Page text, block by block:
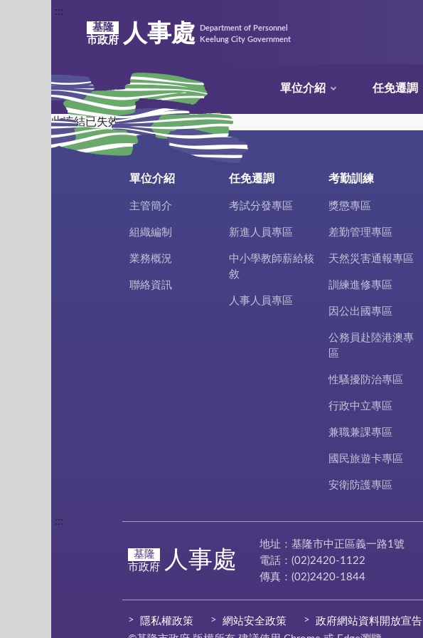
:::
基隆
市政府
人事處
Department of Personnel
Keelung City Government
單位介紹 任免遷調
此連結已失效
單位介紹
主管簡介
組織編制
業務概況
聯絡資訊
任免遷調
考試分發專區
新進人員專區
中小學教師薪給核
敘
人事人員專區
考勤訓練
獎懲專區
差勤管理專區
天然災害通報專區
訓練進修專區
因公出國專區
公務員赴陸港澳專
區
性騷擾防治專區
行政中立專區
兼職兼課專區
國民旅遊卡專區
安衛防護專區
:::
基隆
市政府
人事處
地址：基隆市中正區義一路1號
電話：(02)2420-1122
傳真：(02)2420-1844
隱私權政策 網站安全政策 政府網站資料開放宣告